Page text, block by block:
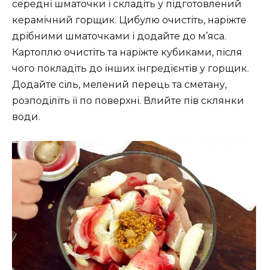
середні шматочки і складіть у підготовлений
керамічний горщик. Цибулю очистіть, наріжте
дрібними шматочками і додайте до м’яса.
Картоплю очистіть та наріжте кубиками, після
чого покладіть до інших інгредієнтів у горщик.
Додайте сіль, мелений перець та сметану,
розподіліть її по поверхні. Влийте пів склянки
води.